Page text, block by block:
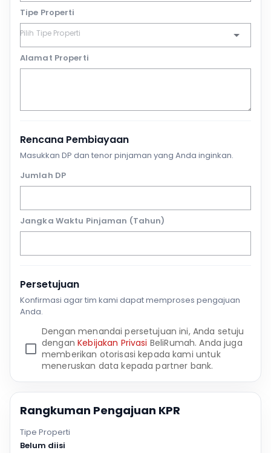
Tipe Properti
Alamat Properti
Rencana Pembiayaan
Masukkan DP dan tenor pinjaman yang Anda inginkan.
Jumlah DP
Jangka Waktu Pinjaman (Tahun)
Persetujuan
Konfirmasi agar tim kami dapat memproses pengajuan
Anda.
Dengan menandai persetujuan ini, Anda setuju
denganKebijakan Privasi BeliRumah. Anda juga
memberikan otorisasi kepada kami untuk
meneruskan data kepada partner bank.
Rangkuman Pengajuan KPR
Tipe Properti
Belum diisi